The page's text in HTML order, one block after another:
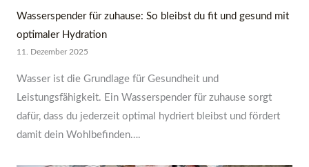
Wasserspender für zuhause: So bleibst du fit und gesund mit
optimaler Hydration
11. Dezember 2025
Wasser ist die Grundlage für Gesundheit und
Leistungsfähigkeit. Ein Wasserspender für zuhause sorgt
dafür, dass du jederzeit optimal hydriert bleibst und fördert
damit dein Wohlbefinden….